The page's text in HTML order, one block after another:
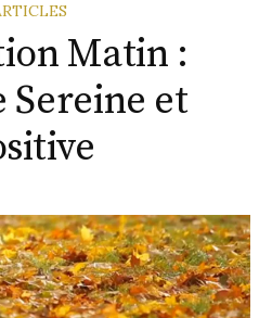
Matin :
Sereine et